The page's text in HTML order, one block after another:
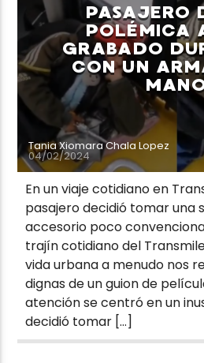
PASAJERO
POLÉMICA
GRABADO
CON UN
Tania Xiomara Chala Lopez
04/02/2024
En un viaje cotidiano en
pasajero decidió tomar una
accesorio poco
trajín cotidiano del
vida urbana a menudo nos
dignas de un guion de
atención se centró en un
decidió tomar […]